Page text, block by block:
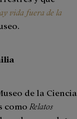
vida fuera de la
de la Ciencia
como Relatos